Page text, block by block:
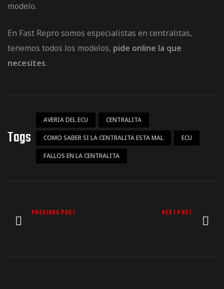
modelo.
En Fast Repro somos especialistas en centralitas,
tenemos todos los modelos, pide online la que
necesites.
Tags
AVERIA DEL ECU CENTRALITA
COMO SABER SI LA CENTRALITA ESTA MAL ECU
FALLOS EN LA CENTRALITA
PREVIOUS POST NEXT POST